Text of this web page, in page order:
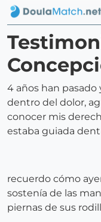
4 años han
dentro del dolor,
conocer mis
estaba guiada
recuerdo cómo
sostenía de las
piernas de sus